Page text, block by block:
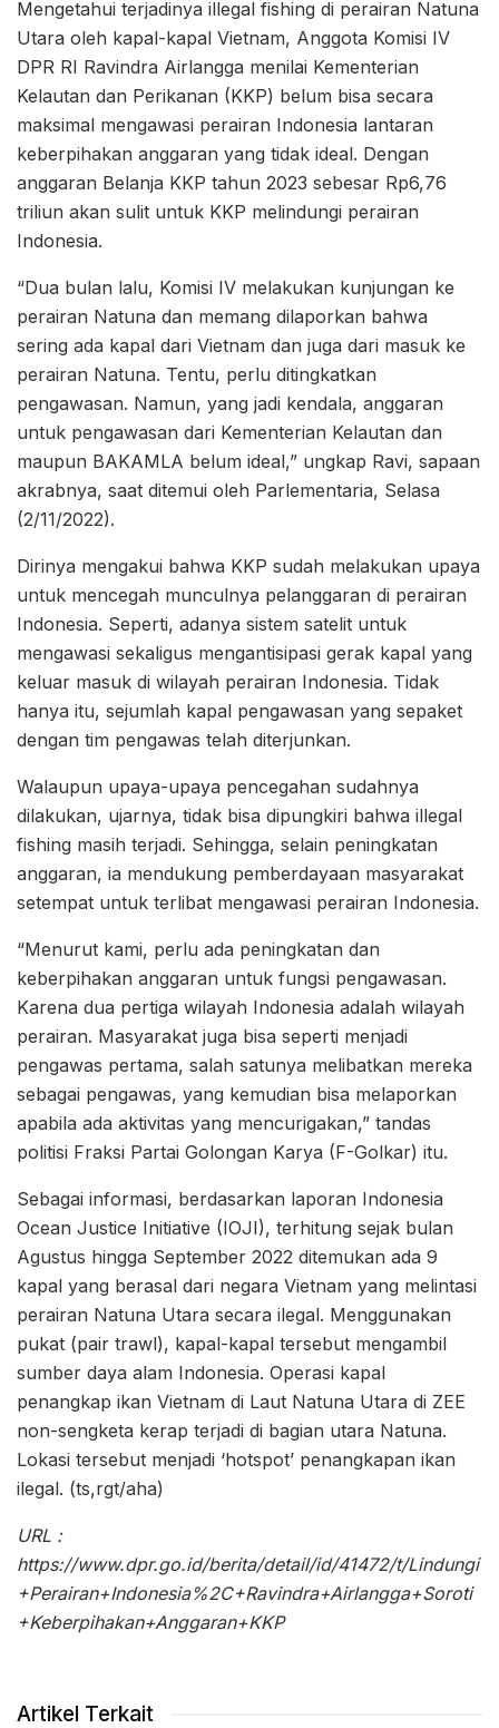
Mengetahui terjadinya illegal fishing di perairan Natuna
Utara oleh kapal-kapal Vietnam, Anggota Komisi IV
DPR RI Ravindra Airlangga menilai Kementerian
Kelautan dan Perikanan (KKP) belum bisa secara
maksimal mengawasi perairan Indonesia lantaran
keberpihakan anggaran yang tidak ideal. Dengan
anggaran Belanja KKP tahun 2023 sebesar Rp6,76
triliun akan sulit untuk KKP melindungi perairan
Indonesia.
“Dua bulan lalu, Komisi IV melakukan kunjungan ke
perairan Natuna dan memang dilaporkan bahwa
sering ada kapal dari Vietnam dan juga dari masuk ke
perairan Natuna. Tentu, perlu ditingkatkan
pengawasan. Namun, yang jadi kendala, anggaran
untuk pengawasan dari Kementerian Kelautan dan
maupun BAKAMLA belum ideal,” ungkap Ravi, sapaan
akrabnya, saat ditemui oleh Parlementaria, Selasa
(2/11/2022).
Dirinya mengakui bahwa KKP sudah melakukan upaya
untuk mencegah munculnya pelanggaran di perairan
Indonesia. Seperti, adanya sistem satelit untuk
mengawasi sekaligus mengantisipasi gerak kapal yang
keluar masuk di wilayah perairan Indonesia. Tidak
hanya itu, sejumlah kapal pengawasan yang sepaket
dengan tim pengawas telah diterjunkan.
Walaupun upaya-upaya pencegahan sudahnya
dilakukan, ujarnya, tidak bisa dipungkiri bahwa illegal
fishing masih terjadi. Sehingga, selain peningkatan
anggaran, ia mendukung pemberdayaan masyarakat
setempat untuk terlibat mengawasi perairan Indonesia.
“Menurut kami, perlu ada peningkatan dan
keberpihakan anggaran untuk fungsi pengawasan.
Karena dua pertiga wilayah Indonesia adalah wilayah
perairan. Masyarakat juga bisa seperti menjadi
pengawas pertama, salah satunya melibatkan mereka
sebagai pengawas, yang kemudian bisa melaporkan
apabila ada aktivitas yang mencurigakan,” tandas
politisi Fraksi Partai Golongan Karya (F-Golkar) itu.
Sebagai informasi, berdasarkan laporan Indonesia
Ocean Justice Initiative (IOJI), terhitung sejak bulan
Agustus hingga September 2022 ditemukan ada 9
kapal yang berasal dari negara Vietnam yang melintasi
perairan Natuna Utara secara ilegal. Menggunakan
pukat (pair trawl), kapal-kapal tersebut mengambil
sumber daya alam Indonesia. Operasi kapal
penangkap ikan Vietnam di Laut Natuna Utara di ZEE
non-sengketa kerap terjadi di bagian utara Natuna.
Lokasi tersebut menjadi ‘hotspot’ penangkapan ikan
ilegal. (ts,rgt/aha)
URL :
https://www.dpr.go.id/berita/detail/id/41472/t/Lindungi
+Perairan+Indonesia%2C+Ravindra+Airlangga+Soroti
+Keberpihakan+Anggaran+KKP
Artikel Terkait